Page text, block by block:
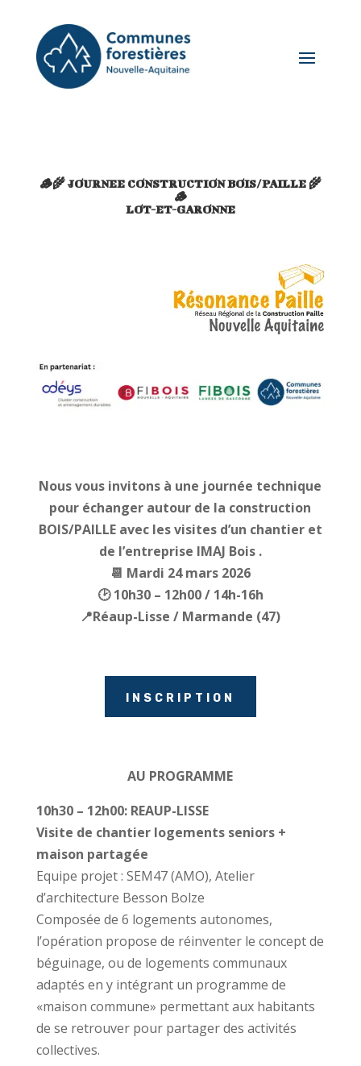
🪵🌾 JOURNEE CONSTRUCTION BOIS/PAILLE 🌾
🪵
LOT-ET-GARONNE
Nous vous invitons à une journée technique
pour échanger autour de la construction
BOIS/PAILLE avec les visites d’un chantier et
de l’entreprise IMAJ Bois .
📆 Mardi 24 mars 2026
🕑 10h30 – 12h00 / 14h-16h
📍Réaup-Lisse / Marmande (47)
INSCRIPTION
AU PROGRAMME
10h30 – 12h00: REAUP-LISSE
Visite de chantier logements seniors +
maison partagée
Equipe projet : SEM47 (AMO), Atelier
d’architecture Besson Bolze
Composée de 6 logements autonomes,
l’opération propose de réinventer le concept de
béguinage, ou de logements communaux
adaptés en y intégrant un programme de
«maison commune» permettant aux habitants
de se retrouver pour partager des activités
collectives.